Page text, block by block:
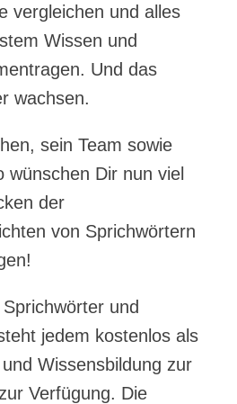
vergleichen und alles
Wissen und
Und das
wachsen.
sein Team sowie
wünschen Dir nun viel
der
von Sprichwörtern
und
jedem kostenlos als
Wissensbildung zur
Verfügung. Die